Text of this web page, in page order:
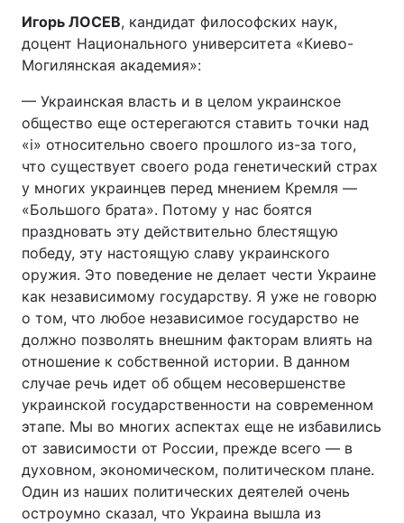
Игорь ЛОСЕВ, кандидат философских наук,
доцент Национального университета «Киево-
Могилянская академия»:
— Украинская власть и в целом украинское
общество еще остерегаются ставить точки над
«i» относительно своего прошлого из-за того,
что существует своего рода генетический страх
у многих украинцев перед мнением Кремля —
«Большого брата». Потому у нас боятся
праздновать эту действительно блестящую
победу, эту настоящую славу украинского
оружия. Это поведение не делает чести Украине
как независимому государству. Я уже не говорю
о том, что любое независимое государство не
должно позволять внешним факторам влиять на
отношение к собственной истории. В данном
случае речь идет об общем несовершенстве
украинской государственности на современном
этапе. Мы во многих аспектах еще не избавились
от зависимости от России, прежде всего — в
духовном, экономическом, политическом плане.
Один из наших политических деятелей очень
остроумно сказал, что Украина вышла из